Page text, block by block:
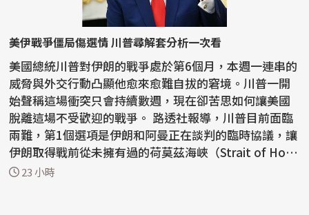
美伊戰爭僵局傷選情 川普尋解套分析一次看
美國總統川普對伊朗的戰爭處於第6個月，本週一連串的
威脅與外交行動凸顯他愈來愈難自拔的窘境。川普一開
始聲稱這場衝突只會持續數週，現在卻苦思如何讓美國
脫離這場不受歡迎的戰爭。 路透社報導，川普目前面臨
兩難，第1個選項是伊朗和阿曼正在談判的臨時協議，讓
伊朗取得戰前從未擁有過的荷莫茲海峽（Strait of Ho
r...23 小時